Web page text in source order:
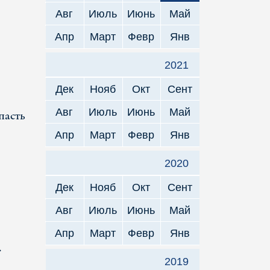
Авг Июль Июнь
Май
Апр
Март Февр Янв
2021
Дек
Нояб Окт
Сент
Авг
Июль Июнь
Май
Апр
Март Февр Янв
2020
Дек
Нояб Окт
Сент
Авг
Июль Июнь
Май
Апр
Март Февр Янв
2019